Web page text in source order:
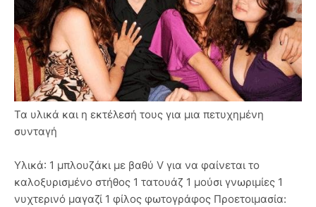
Τα υλικά και η εκτέλεσή τους για μια πετυχημένη
συνταγή
Υλικά: 1 μπλουζάκι με βαθύ V για να φαίνεται το
καλοξυρισμένο στήθος 1 τατουάζ 1 μούσι γνωριμίες 1
νυχτερινό μαγαζί 1 φίλος φωτογράφος Προετοιμασία: